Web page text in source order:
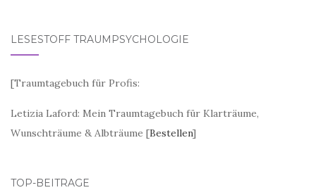
LESESTOFF TRAUMPSYCHOLOGIE
[Traumtagebuch für Profis:
Letizia Laford: Mein Traumtagebuch für Klarträume,
Wunschträume & Albträume [Bestellen]
TOP-BEITRÄGE